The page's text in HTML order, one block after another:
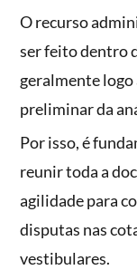
O recurso
ser feito dentro
geralmente
preliminar da
Por isso, é
reunir toda a
agilidade para
disputas nas
vestibulares.